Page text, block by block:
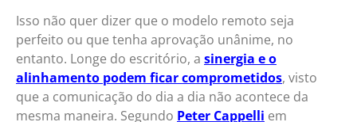
Isso não quer dizer que o modelo remoto seja
perfeito ou que tenha aprovação unânime, no
entanto. Longe do escritório, a sinergia e o
alinhamento podem ficar comprometidos, visto
que a comunicação do dia a dia não acontece da
mesma maneira. Segundo Peter Cappelli em